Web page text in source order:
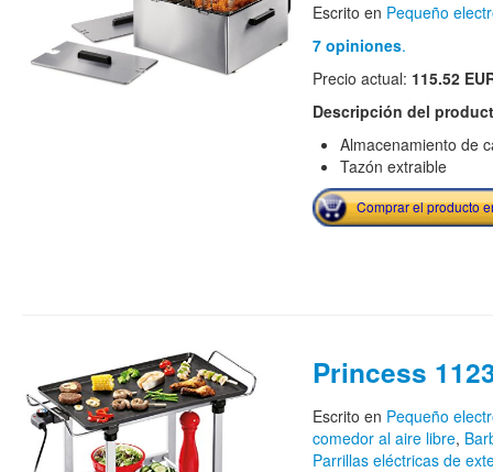
Escrito en Pequeño
7 opiniones.
Precio actual: 115.52
Descripción del
Almacenamiento de
Tazón extraible
Comprar el producto
Princess
Escrito en Pequeño
comedor al aire libre,
Parrillas eléctricas de